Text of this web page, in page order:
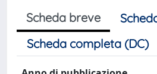
Scheda breve
Scheda completa (DC)